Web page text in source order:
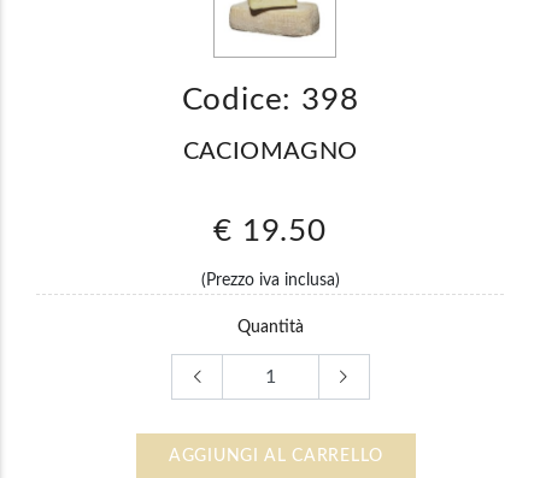
Codice: 398
CACIOMAGNO
€ 19.50
(Prezzo iva inclusa)
Quantità
AGGIUNGI AL CARRELLO